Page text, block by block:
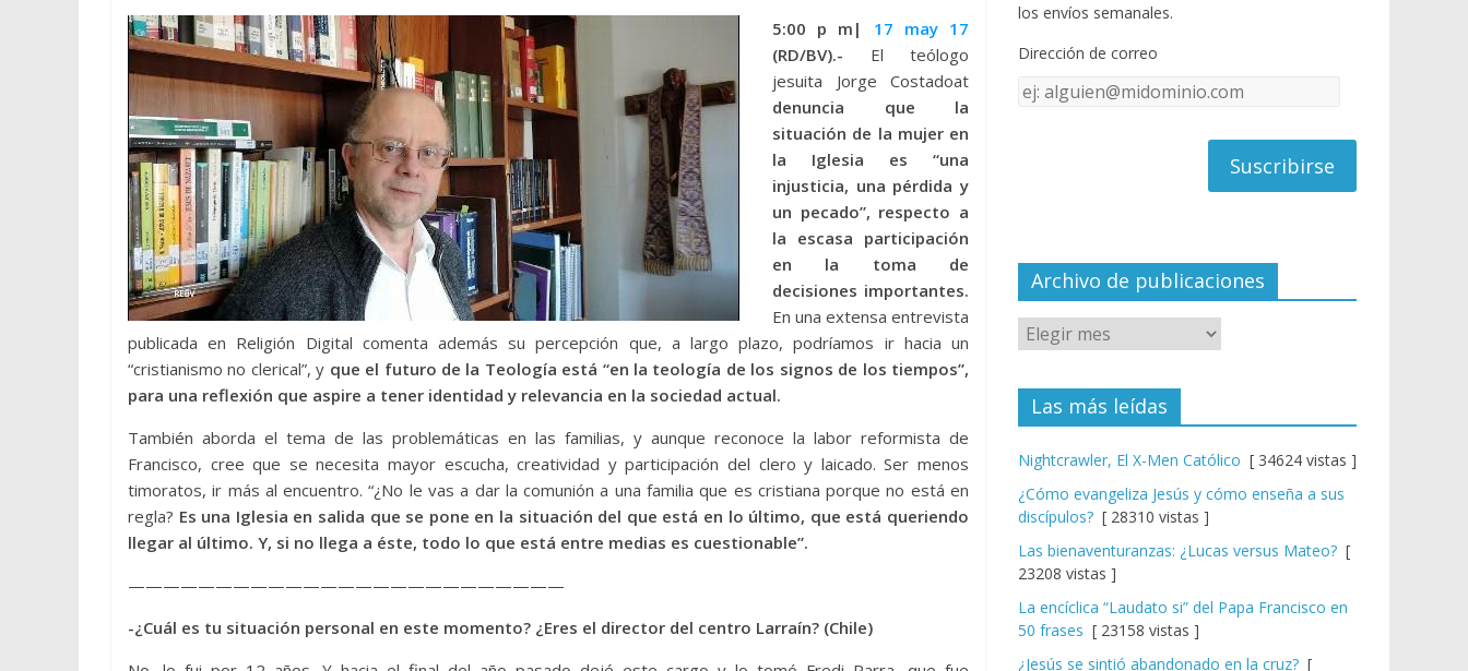
5:00 p m| 17 may 17
(RD/BV).- El teólogo
jesuita Jorge Costadoat
denuncia que la
situación de la mujer en
la Iglesia es “una
injusticia, una pérdida y
un pecado”, respecto a
la escasa participación
en la toma de
decisiones importantes.
En una extensa entrevista
publicada en Religión Digital comenta además su percepción que, a largo plazo, podríamos ir hacia un
“cristianismo no clerical”, y que el futuro de la Teología está “en la teología de los signos de los tiempos”,
para una reflexión que aspire a tener identidad y relevancia en la sociedad actual.
También aborda el tema de las problemáticas en las familias, y aunque reconoce la labor reformista de
Francisco, cree que se necesita mayor escucha, creatividad y participación del clero y laicado. Ser menos
timoratos, ir más al encuentro. “¿No le vas a dar la comunión a una familia que es cristiana porque no está en
regla? Es una Iglesia en salida que se pone en la situación del que está en lo último, que está queriendo
llegar al último. Y, si no llega a éste, todo lo que está entre medias es cuestionable”.
—————————————————————————
-¿Cuál es tu situación personal en este momento? ¿Eres el director del centro Larraín? (Chile)
o
k e
C
el
los envíos semanales.
Dirección de correo
Dirección
Archivo de publicaciones
Las más leídas
Nightcrawler, El X-Men Católico [ 34624 vistas ]
¿Cómo evangeliza Jesús y cómo enseña a sus
discípulos? [ 28310 vistas ]
Las bienaventuranzas: ¿Lucas versus Mateo? [
23208 vistas ]
La encíclica “Laudato si” del Papa Francisco en
50 frases [ 23158 vistas ]
¿Jesús se sintió abandonado en la cruz? [